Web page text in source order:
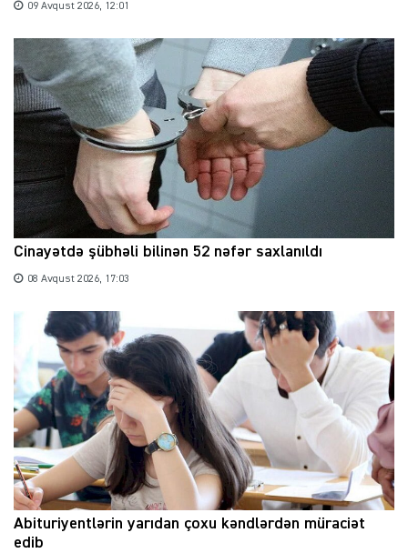
09 Avqust 2026, 12:01
Cinayətdə şübhəli bilinən 52 nəfər saxlanıldı
08 Avqust 2026, 17:03
Abituriyentlərin yarıdan çoxu kəndlərdən müraciət
edib